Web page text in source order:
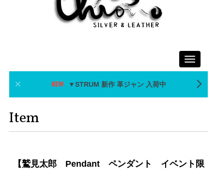
Toggle
▼STRUM 新作 革ジャン 入荷中
Item
【鷲見太郎 Pendant ペンダント イベント限